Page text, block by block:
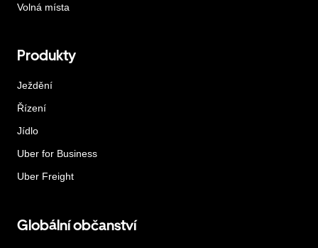
Volná místa
Produkty
Ježdění
Řízení
Jídlo
Uber for Business
Uber Freight
Globální občanství